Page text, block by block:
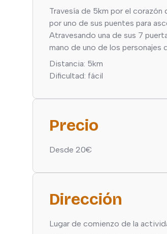
Travesía de 5km por el corazón
por uno de sus puentes para
Atravesando una de sus 7
mano de uno de los personajes
Distancia: 5km
Dificultad: fácil
Precio
Desde 20€
Dirección
Lugar de comienzo de la